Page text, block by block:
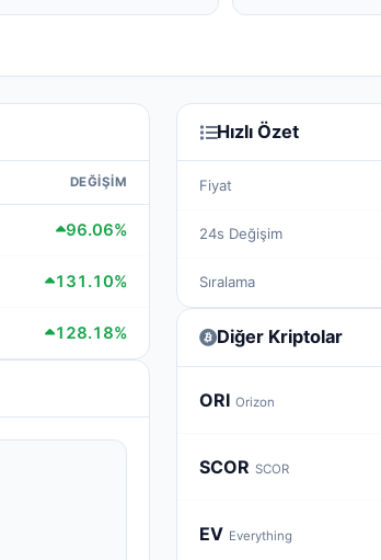
DEĞIŞIM
96.06%
131.10%
128.18%
Hızlı Özet
Fiyat
24s Değişim
Sıralama
Diğer Kriptolar
ORI Orizon
SCOR SCOR
EV Everything